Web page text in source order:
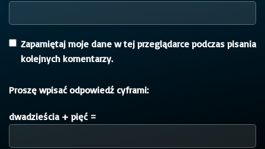
Zapamiętaj moje dane w tej przeglądarce podczas pisania
kolejnych komentarzy.
Proszę wpisać odpowiedź cyframi:
dwadzieścia + pięć =